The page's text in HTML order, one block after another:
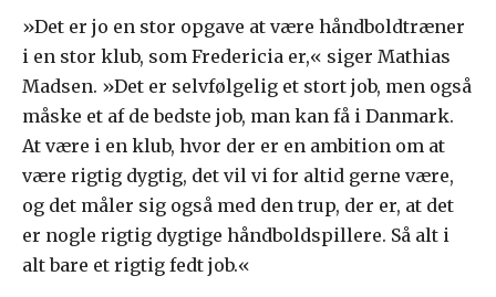
»Det er jo en stor opgave at være håndboldtræner
i en stor klub, som Fredericia er,« siger Mathias
Madsen. »Det er selvfølgelig et stort job, men også
måske et af de bedste job, man kan få i Danmark.
At være i en klub, hvor der er en ambition om at
være rigtig dygtig, det vil vi for altid gerne være,
og det måler sig også med den trup, der er, at det
er nogle rigtig dygtige håndboldspillere. Så alt i
alt bare et rigtig fedt job.«